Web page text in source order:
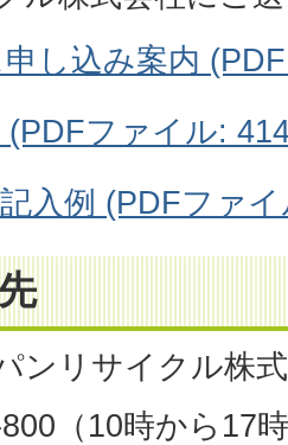
し込み案内
(PDFファイル:
入例 (PDFファ
ンリサイクル株
（10時から17